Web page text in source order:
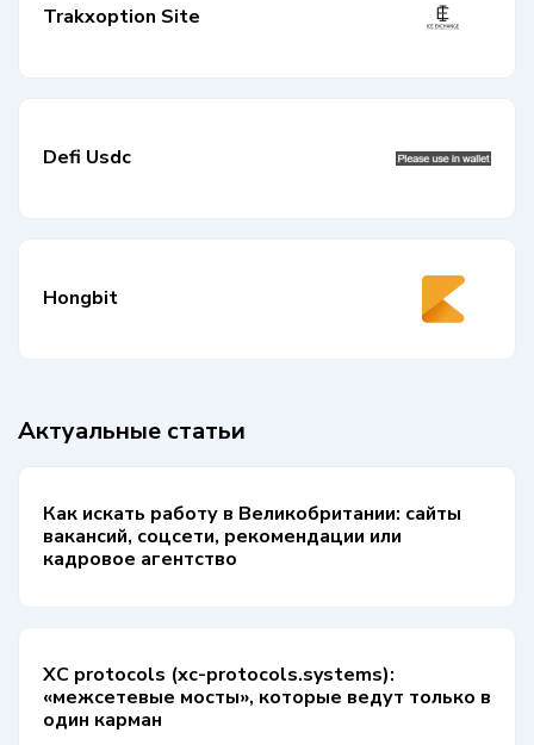
Trakxoption Site
Defi Usdc
Hongbit
Актуальные статьи
Как искать работу в Великобритании: сайты
вакансий, соцсети, рекомендации или
кадровое агентство
XC protocols (xc-protocols.systems):
«межсетевые мосты», которые ведут только в
один карман